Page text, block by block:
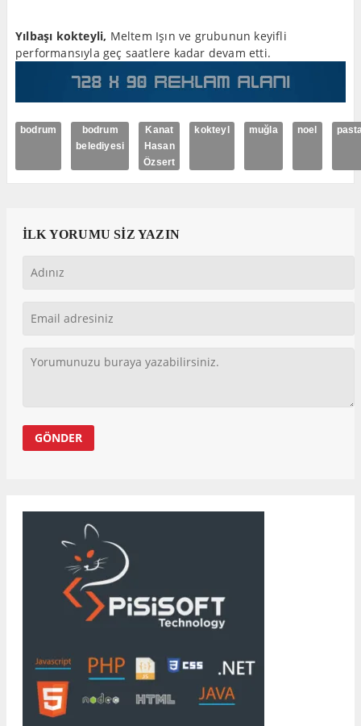
Yılbaşı kokteyli, Meltem Işın ve grubunun keyifli
performansıyla geç saatlere kadar devam etti.
bodrum
bodrum
belediyesi
Kanat
Hasan
Özsert
kokteyl muğla noel
İLK YORUMU SİZ YAZIN